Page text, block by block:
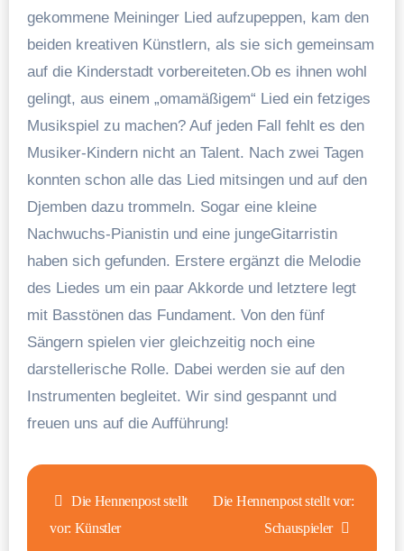
gekommene Meininger Lied aufzupeppen, kam den
beiden kreativen Künstlern, als sie sich gemeinsam
auf die Kinderstadt vorbereiteten.Ob es ihnen wohl
gelingt, aus einem „omamäßigem“ Lied ein fetziges
Musikspiel zu machen? Auf jeden Fall fehlt es den
Musiker-Kindern nicht an Talent. Nach zwei Tagen
konnten schon alle das Lied mitsingen und auf den
Djemben dazu trommeln. Sogar eine kleine
Nachwuchs-Pianistin und eine jungeGitarristin
haben sich gefunden. Erstere ergänzt die Melodie
des Liedes um ein paar Akkorde und letztere legt
mit Basstönen das Fundament. Von den fünf
Sängern spielen vier gleichzeitig noch eine
darstellerische Rolle. Dabei werden sie auf den
Instrumenten begleitet. Wir sind gespannt und
freuen uns auf die Aufführung!
Beitragsnavigation
Die Hennenpost stellt
vor: Künstler
Die Hennenpost stellt vor:
Schauspieler